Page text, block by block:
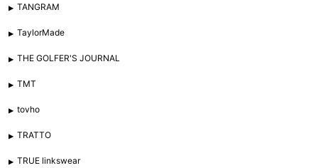
TANGRAM
TaylorMade
THE GOLFER'S JOURNAL
TMT
tovho
TRATTO
TRUE linkswear